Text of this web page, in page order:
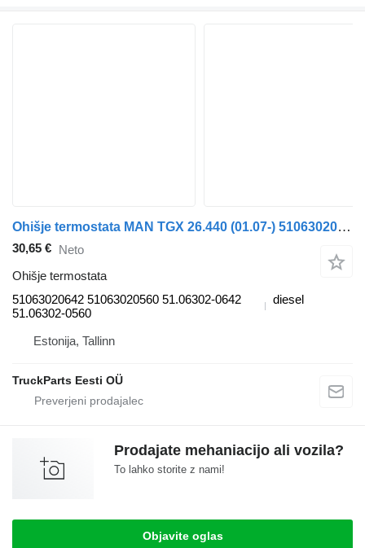
Ohišje termostata MAN TGX 26.440 (01.07-) 51063020642 za vlačilec MAN TGL, TGM, TGS, TGX (2005-2021)
30,65 € Neto
Ohišje termostata
51063020642 51063020560 51.06302-0642
51.06302-0560
diesel
Estonija, Tallinn
TruckParts Eesti OÜ
Prodajate mehaniacijo ali vozila?
To lahko storite z nami!
Objavite oglas